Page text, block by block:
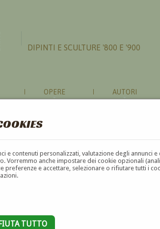
e contenuti personalizzati, valutazione degli
Vorremmo anche impostare dei cookie opzionali
preferenze e accettare, selezionare o rifiutare tutti i
TUTTO
DIPINTI E SCULTURE '800 E '900
OPERE AUTORI